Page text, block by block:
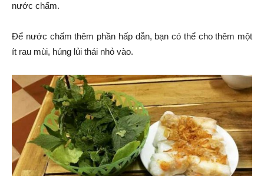
nước chấm.
Để nước chấm thêm phần hấp dẫn, bạn có thể cho thêm một
ít rau mùi, húng lủi thái nhỏ vào.